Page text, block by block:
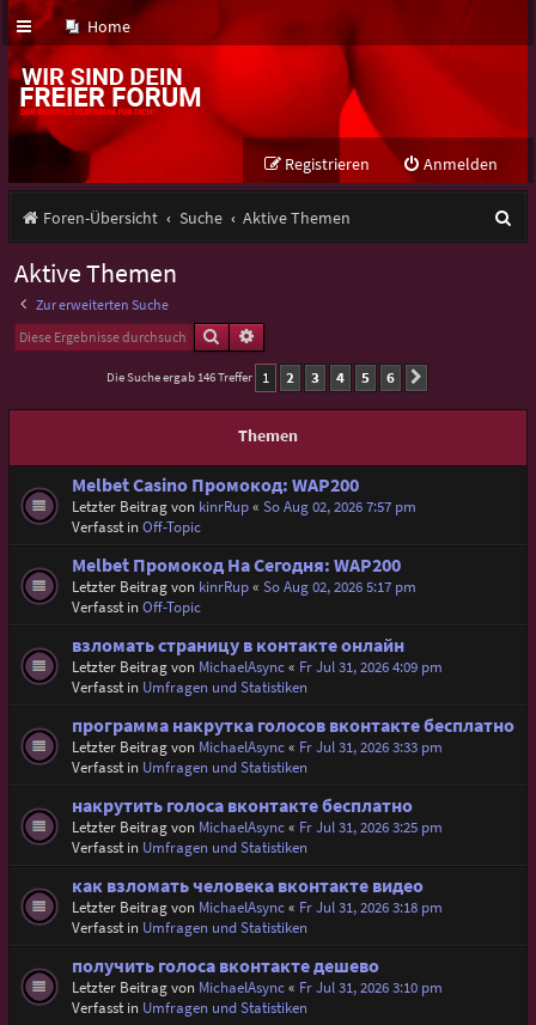
Home
Anmelden
Registrieren
Foren-Übersicht Suche Aktive Themen
Aktive Themen
Zur erweiterten Suche
SucheErweiterte Suche
Die Suche ergab 146 Treffer 1 2 3 4 5 6
Themen
Melbet Casino Промокод: WAP200
Letzter Beitrag von kinrRup« So Aug 02, 2026 7:57 pm
Verfasst inOff-Topic
Melbet Промокод На Сегодня: WAP200
Letzter Beitrag von kinrRup« So Aug 02, 2026 5:17 pm
Verfasst inOff-Topic
взломать страницу в контакте онлайн
Letzter Beitrag von MichaelAsync« Fr Jul 31, 2026 4:09 pm
Verfasst in Umfragen und Statistiken
программа накрутка голосов вконтакте бесплатно
Letzter Beitrag von MichaelAsync« Fr Jul 31, 2026 3:33 pm
Verfasst in Umfragen und Statistiken
накрутить голоса вконтакте бесплатно
Letzter Beitrag von MichaelAsync« Fr Jul 31, 2026 3:25 pm
Verfasst in Umfragen und Statistiken
как взломать человека вконтакте видео
Letzter Beitrag von MichaelAsync« Fr Jul 31, 2026 3:18 pm
Verfasst in Umfragen und Statistiken
получить голоса вконтакте дешево
Letzter Beitrag von MichaelAsync« Fr Jul 31, 2026 3:10 pm
Verfasst in Umfragen und Statistiken